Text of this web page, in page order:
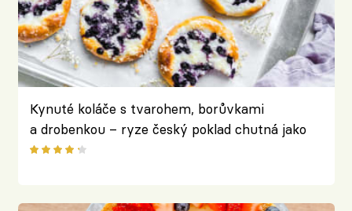
Kynuté koláče s tvarohem, borůvkami
a drobenkou – ryze český poklad chutná jako
léto